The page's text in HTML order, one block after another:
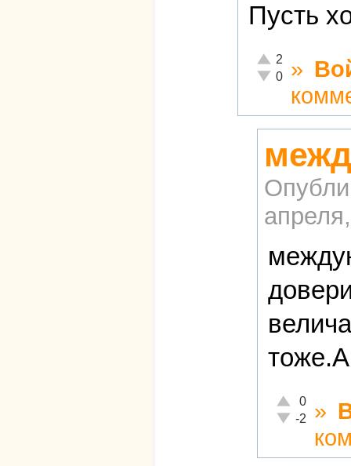
Пусть
Отлично!
2
Неадекватно!
0 »
Отлично!
0
Неадекватно!
-2 »